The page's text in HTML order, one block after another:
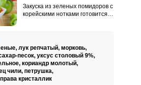
Закуска из зеленых помидоров с
корейскими нотками готовится
блюд. Она не предназначена
для хранения на зиму.
лук репчатый, морковь,
песок, уксус столовый 9%,
кориандр молотый,
чили, петрушка,
кристаллик